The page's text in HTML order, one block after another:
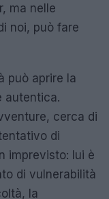
ma nelle
noi, può fare
può aprire la
autentica.
cerca di
di
imprevisto: lui è
di vulnerabilità
la